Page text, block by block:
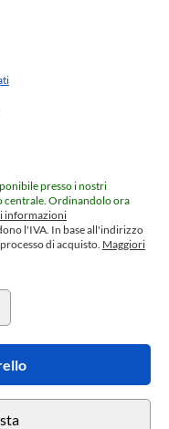
presso i nostri
centrale. Ordinandolo ora
informazioni
l'IVA. In base all'indirizzo
di acquisto. Maggiori